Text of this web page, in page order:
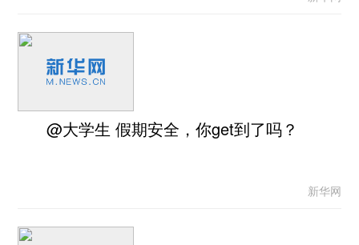
@大学生 假期安全，你get到了吗？
新华网